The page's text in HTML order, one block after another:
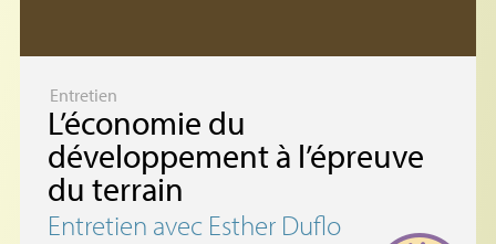
Entretien
L’économie du
développement à l’épreuve
du terrain
Entretien avec Esther Duflo